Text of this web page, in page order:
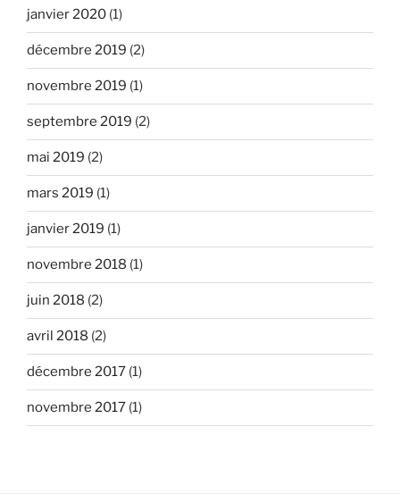
janvier 2020 (1)
décembre 2019 (2)
novembre 2019 (1)
septembre 2019 (2)
mai 2019 (2)
mars 2019 (1)
janvier 2019 (1)
novembre 2018 (1)
juin 2018 (2)
avril 2018 (2)
décembre 2017 (1)
novembre 2017 (1)